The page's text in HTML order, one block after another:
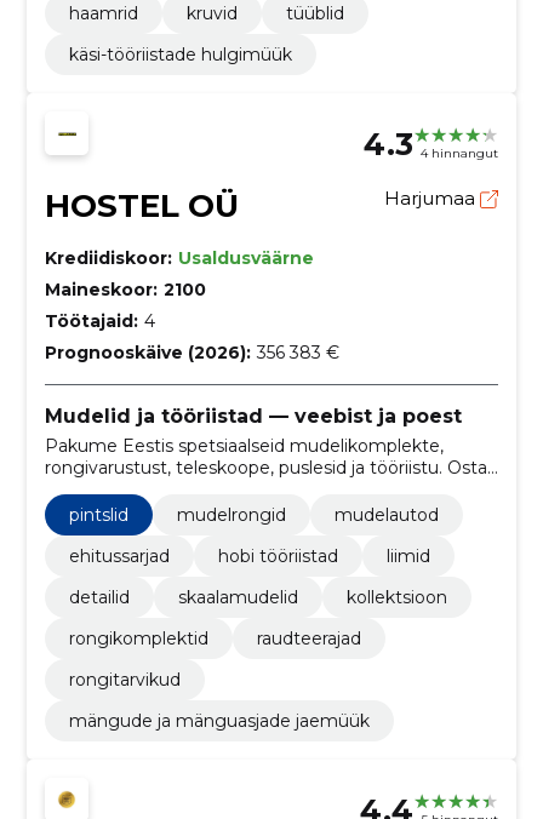
haamrid
kruvid
tüüblid
käsi-tööriistade hulgimüük
4.3 4 hinnangut
HOSTEL OÜ Harjumaa
Krediidiskoor: Usaldusväärne
Maineskoor: 2100
Töötajaid: 4
Prognooskäive (2026): 356 383 €
Mudelid ja tööriistad — veebist ja poest
Pakume Eestis spetsiaalseid mudelikomplekte,
rongivarustust, teleskoope, puslesid ja tööriistu. Osta
mugavalt veebist või vaata ning küsi nõu meie
kauplustes.
pintslid mudelrongid
mudelautod
ehitussarjad
hobi tööriistad
liimid
detailid
skaalamudelid
kollektsioon
rongikomplektid
raudteerajad
rongitarvikud
mängude ja mänguasjade jaemüük
4.4